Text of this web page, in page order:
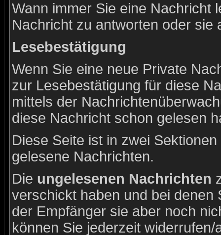
Wann immer Sie eine Nachricht
Nachricht zu antworten oder sie
Lesebestätigung
Wenn Sie eine neue Private
zur Lesebestätigung für diese
mittels der
diese Nachricht schon gelesen
Diese Seite ist in zwei
gelesene Nachrichten.
Die ungelesenen Nachrichten
verschickt haben und bei denen
der Empfänger sie aber noch
können Sie jederzeit